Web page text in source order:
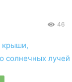
46